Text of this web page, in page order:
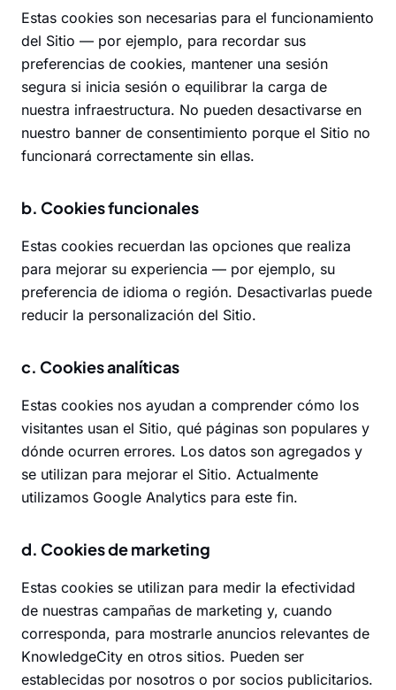
Estas cookies son necesarias para el funcionamiento
del Sitio — por ejemplo, para recordar sus
preferencias de cookies, mantener una sesión
segura si inicia sesión o equilibrar la carga de
nuestra infraestructura. No pueden desactivarse en
nuestro banner de consentimiento porque el Sitio no
funcionará correctamente sin ellas.
b. Cookies funcionales
Estas cookies recuerdan las opciones que realiza
para mejorar su experiencia — por ejemplo, su
preferencia de idioma o región. Desactivarlas puede
reducir la personalización del Sitio.
c. Cookies analíticas
Estas cookies nos ayudan a comprender cómo los
visitantes usan el Sitio, qué páginas son populares y
dónde ocurren errores. Los datos son agregados y
se utilizan para mejorar el Sitio. Actualmente
utilizamos Google Analytics para este fin.
d. Cookies de marketing
Estas cookies se utilizan para medir la efectividad
de nuestras campañas de marketing y, cuando
corresponda, para mostrarle anuncios relevantes de
KnowledgeCity en otros sitios. Pueden ser
establecidas por nosotros o por socios publicitarios.